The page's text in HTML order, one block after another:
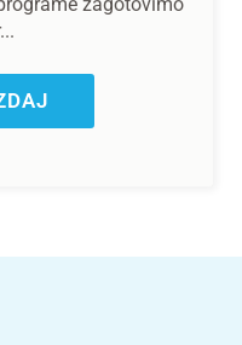
zagotovimo